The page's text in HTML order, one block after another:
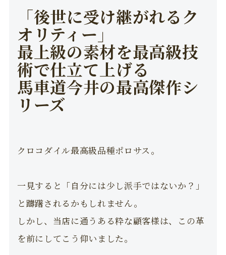
「後世に受け継がれるク
オリティー」
最上級の素材を最高級技
術で仕立て上げる
馬車道今井の最高傑作シ
リーズ
クロコダイル最高級品種ポロサス。
一見すると「自分には少し派手ではないか？」
と躊躇されるかもしれません。
しかし、当店に通うある粋な顧客様は、この革
を前にしてこう仰いました。